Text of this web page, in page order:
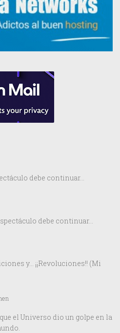
debe continuar…
debe continuar…
y… ¡¡Revoluciones!! (Mi
el Universo dio un golpe en la